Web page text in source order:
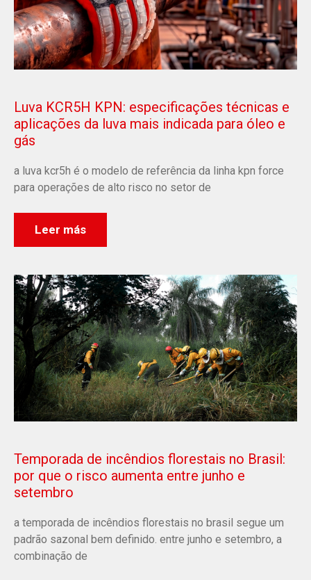
Luva KCR5H KPN: especificações técnicas e
aplicações da luva mais indicada para óleo e
gás
a luva kcr5h é o modelo de referência da linha kpn force
para operações de alto risco no setor de
Leer más
Temporada de incêndios florestais no Brasil:
por que o risco aumenta entre junho e
setembro
a temporada de incêndios florestais no brasil segue um
padrão sazonal bem definido. entre junho e setembro, a
combinação de